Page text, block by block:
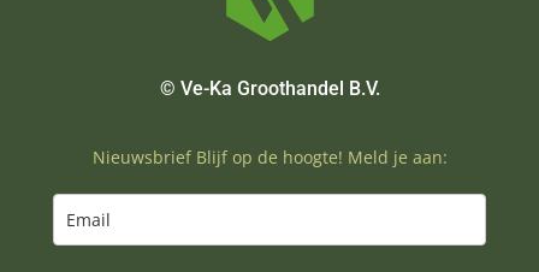
© Ve-Ka Groothandel B.V.
Nieuwsbrief Blijf op de hoogte! Meld je aan: